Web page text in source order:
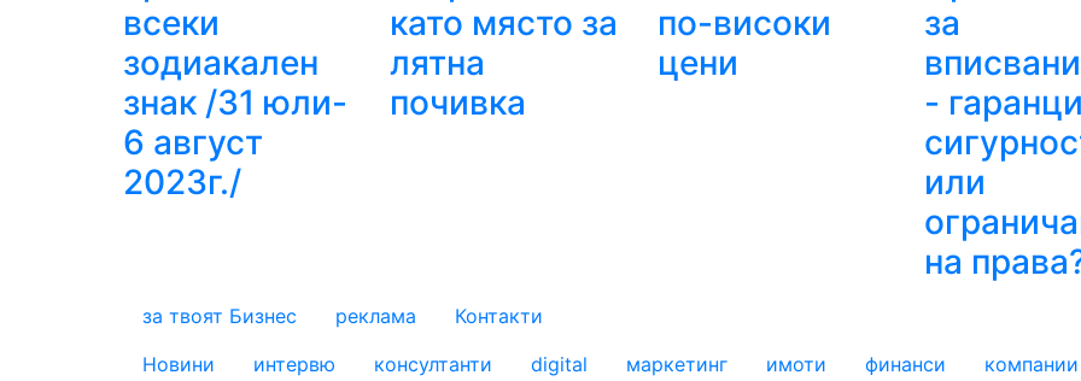
всеки
зодиакален
знак /31 юли-
6 август
2023г./
като място за
лятна
почивка
по-високи
цени
за
-
или
на
за твоят Бизнес реклама Контакти
footer_statii
Новини интервю консултанти digital маркетинг имоти финанси компании